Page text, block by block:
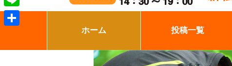
ホーム 投稿一覧
Line
有